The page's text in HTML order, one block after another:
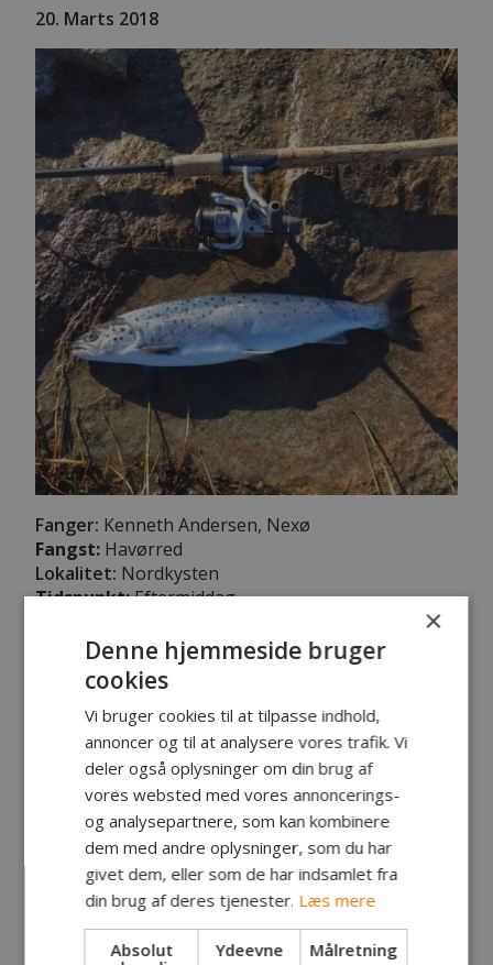
20. Marts 2018
Fanger: Kenneth Andersen, Nexø
Fangst: Havørred
Lokalitet: Nordkysten
Tidspunkt:Eftermiddag
Længde:44 cm
Endegrej:Bombarda/KA-special
Egne kommentarer:
En tur ud i bølgerne på nordkysten, gav denne
ørred, og en farvet fisk fandt også fluen i det
oprørte vand, men den kom selvfølgelig ud igen..
19. Marts 2018
×
Denne hjemmeside bruger
cookies
Vi bruger cookies til at tilpasse indhold,
annoncer og til at analysere vores trafik. Vi
deler også oplysninger om din brug af
vores websted med vores annoncerings-
og analysepartnere, som kan kombinere
dem med andre oplysninger, som du har
givet dem, eller som de har indsamlet fra
din brug af deres tjenester. Læs mere
Absolut
Ydeevne Målretning